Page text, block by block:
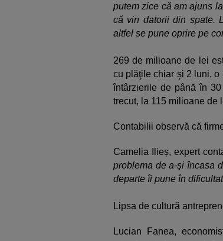
putem zice că am ajuns
că vin datorii din spate.
altfel se pune oprire pe
269 de milioane de lei
cu plăţile chiar şi 2 luni, o
întârzierile de până în
trecut, la 115 milioane de
Contabilii observă că
Camelia Ilieș, expert
problema de a-şi încasa
departe îi pune în
Lipsa de cultură
Lucian Fanea,